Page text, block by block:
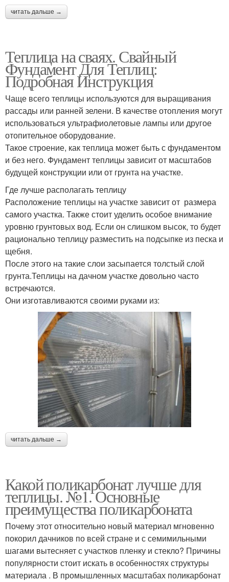
читать дальше →
Теплица на сваях. Свайный
Фундамент Для Теплиц:
Подробная Инструкция
Чаще всего теплицы используются для выращивания
рассады или ранней зелени. В качестве отопления могут
использоваться ультрафиолетовые лампы или другое
отопительное оборудование.
Такое строение, как теплица может быть с фундаментом
и без него. Фундамент теплицы зависит от масштабов
будущей конструкции или от грунта на участке.
Где лучше располагать теплицу
Расположение теплицы на участке зависит от размера
самого участка. Также стоит уделить особое внимание
уровню грунтовых вод. Если он слишком высок, то будет
рационально теплицу разместить на подсыпке из песка и
щебня.
После этого на такие слои засыпается толстый слой
грунта.Теплицы на дачном участке довольно часто
встречаются.
Они изготавливаются своими руками из:
читать дальше →
Какой поликарбонат лучше для
теплицы. №1. Основные
преимущества поликарбоната
Почему этот относительно новый материал мгновенно
покорил дачников по всей стране и с семимильными
шагами вытесняет с участков пленку и стекло? Причины
популярности стоит искать в особенностях структуры
материала . В промышленных масштабах поликарбонат